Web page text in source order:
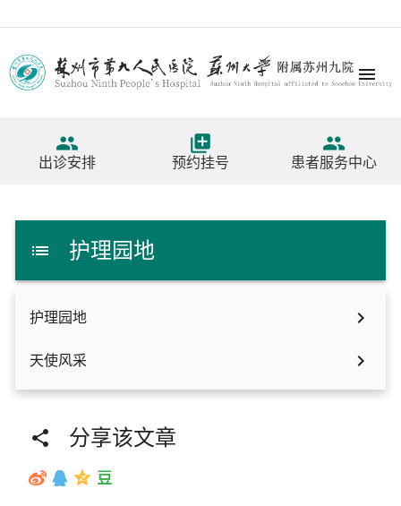


出诊安排

预约挂号

患者服务中心
 护理园地
护理园地 
天使风采 
 分享该文章